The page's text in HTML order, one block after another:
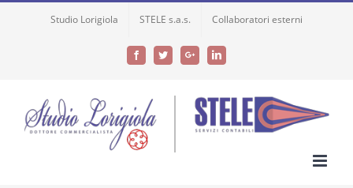
Studio Lorigiola STELE s.a.s. Collaboratori esterni
FacebookTwitterGoogle+LinkedIn